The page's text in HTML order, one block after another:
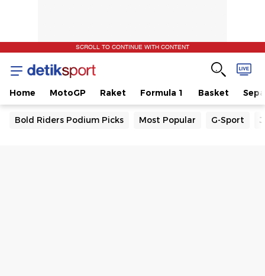
SCROLL TO CONTINUE WITH CONTENT
Home MotoGP Raket Formula 1 Basket
Bold Riders Podium Picks Most Popular G-Sport